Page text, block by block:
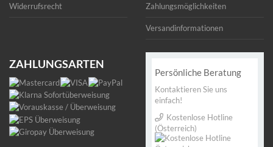
Widerrufsrecht Zahlungsmöglichkeiten
Versandinformationen
ZAHLUNGSARTEN
Persönliche Beratung
Kontaktieren Sie uns
einfach!
Kostenlose Hotline
(Österreich)